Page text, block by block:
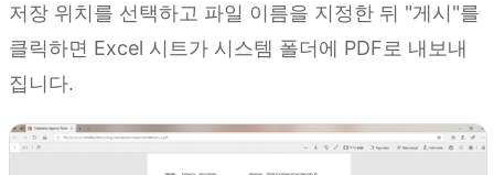
저장 위치를 선택하고 파일 이름을 지정한 뒤 "게시"를
클릭하면 Excel 시트가 시스템 폴더에 PDF로 내보내
집니다.